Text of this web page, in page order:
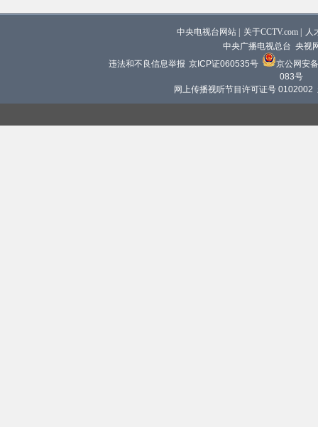
中央电视台网站 关于CCTV.com
人
中央广播电视总台 央视
违法和不良信息举报 京ICP证060535号
京公网安
083号
网上传播视听节目许可证号